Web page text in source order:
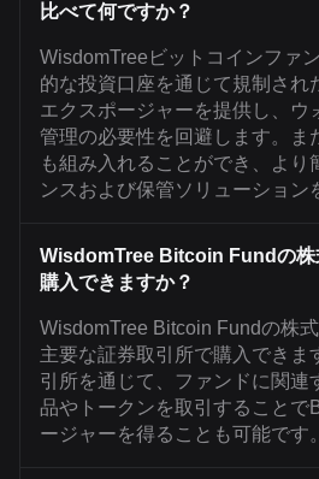
比べて何ですか？
WisdomTreeビットコインファ
的な投資口座を通じて規制され
エクスポージャーを提供し、ウ
管理の必要性を回避します。ま
も組み入れることができ、より
ンスおよび保管ソリューション
WisdomTree Bitcoin Fundの株
購入できますか？
WisdomTree Bitcoin Fundの株
主要な証券取引所で購入できま
引所を通じて、ファンドに関連
品やトークンを取引することで
ージャーを得ることも可能です。